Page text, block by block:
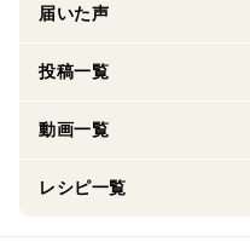
届いた声
投稿一覧
動画一覧
レシピ一覧